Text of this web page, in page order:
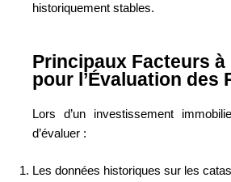
historiquement stables.
Principaux Facteurs
pour l’Évaluation des
Lors d’un investissement
d’évaluer :
Les données historiques sur les